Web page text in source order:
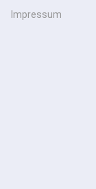
Impressum